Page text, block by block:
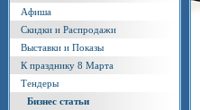
Афиша
Скидки и Распродажи
Выставки и Показы
К празднику 8 Марта
Тендеры
Бизнес статьи